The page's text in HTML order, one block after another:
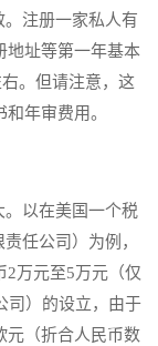
注册一家私人有
地址等第一年基本
。但请注意，这
年审费用。
以在美国一个税
任公司）为例，
2万元至5万元（仅
司）的设立，由于
元（折合人民币数